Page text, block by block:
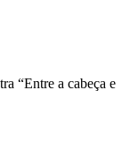
“Entre a cabeça e